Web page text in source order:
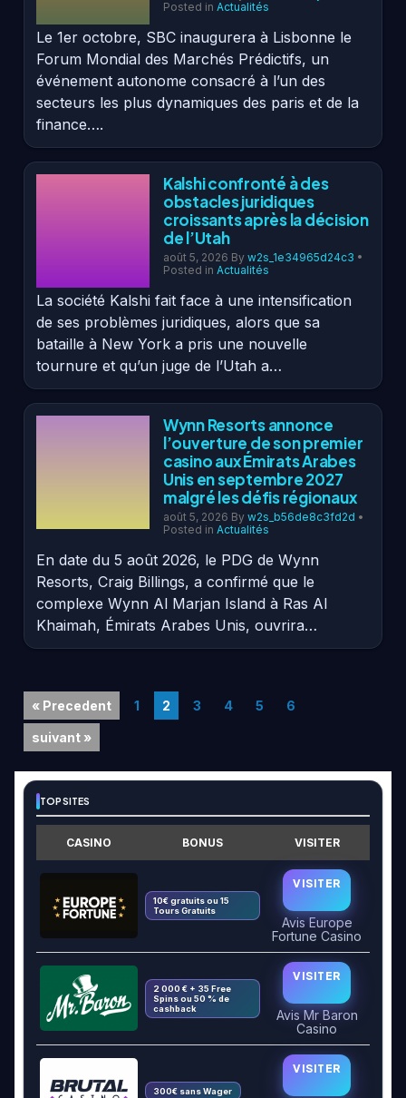
Posted in Actualités
Le 1er octobre, SBC inaugurera à Lisbonne le
Forum Mondial des Marchés Prédictifs, un
événement autonome consacré à l’un des
secteurs les plus dynamiques des paris et de la
finance….
Kalshi confronté à des
obstacles juridiques
croissants après la décision
de l’Utah
août 5, 2026 By w2s_1e34965d24c3 •
Posted in Actualités
La société Kalshi fait face à une intensification
de ses problèmes juridiques, alors que sa
bataille à New York a pris une nouvelle
tournure et qu’un juge de l’Utah a…
Wynn Resorts annonce
l’ouverture de son premier
casino aux Émirats Arabes
Unis en septembre 2027
malgré les défis régionaux
août 5, 2026 By w2s_b56de8c3fd2d •
Posted in Actualités
En date du 5 août 2026, le PDG de Wynn
Resorts, Craig Billings, a confirmé que le
complexe Wynn Al Marjan Island à Ras Al
Khaimah, Émirats Arabes Unis, ouvrira…
« Precedent 1 2 3 4 5 6
suivant »
TOP SITES
CASINO BONUS VISITER
10€ gratuits ou 15
Tours Gratuits
VISITER
Avis Europe
Fortune Casino
2 000 € + 35 Free
Spins ou 50 % de
cashback
VISITER
Avis Mr Baron
Casino
300€ sans Wager
VISITER